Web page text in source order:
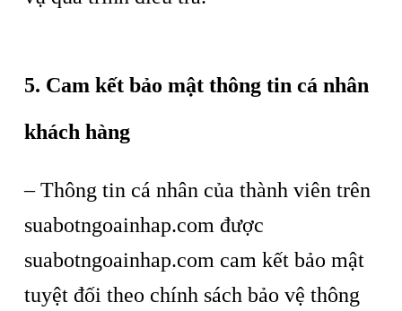
5. Cam kết bảo mật thông tin cá nhân
khách hàng
– Thông tin cá nhân của thành viên trên
suabotngoainhap.com được
suabotngoainhap.com cam kết bảo mật
tuyệt đối theo chính sách bảo vệ thông